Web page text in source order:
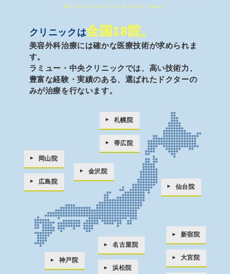
We are located all around Japan.
クリニックは全国18院。
美容外科治療には確かな医療技術が求められま
す。
ラミュー・中央クリニックでは、高い技術力、
豊富な経験・実績のある、 選ばれたドクターの
みが治療を行ないます。
新宿院
大宮院
札幌院
帯広院
仙台院
名古屋院
浜松院
金沢院
神戸院
岡山院
広島院